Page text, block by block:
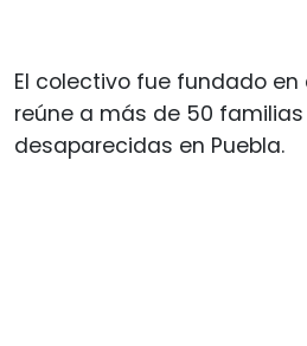
El colectivo fue fundado en
reúne a más de 50
desaparecidas en Puebla.